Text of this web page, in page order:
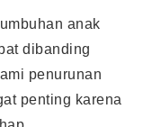
anak
dibanding
penurunan
penting karena